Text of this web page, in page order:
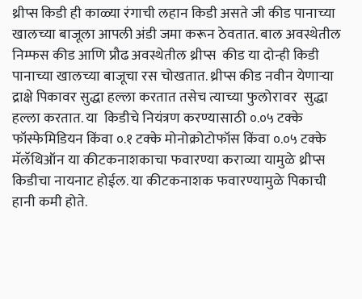
थ्रीप्स किडी ही काळ्या रंगाची लहान किडी असते जी कीड पानाच्या
खालच्या बाजूला आपली अंडी जमा करून ठेवतात. बाल अवस्थेतील
निम्फस कीड आणि प्रौढ अवस्थेतील थ्रीप्स कीड या दोन्ही किडी
पानाच्या खालच्या बाजूचा रस चोखतात. थ्रीप्स कीड नवीन येणाऱ्या
द्राक्षे पिकावर सुद्धा हल्ला करतात तसेच त्याच्या फुलोरावर सुद्धा
हल्ला करतात. या किडीचे नियंत्रण करण्यासाठी ०.०५ टक्के
फॉस्फेमिडियन किंवा ०.१ टक्के मोनोक्रोटोफॉस किंवा ०.०५ टक्के
मॅलॅथिऑन या कीटकनाशकाचा फवारण्या कराव्या यामुळे थ्रीप्स
किडीचा नायनाट होईल. या कीटकनाशक फवारण्यामुळे पिकाची
हानी कमी होते.